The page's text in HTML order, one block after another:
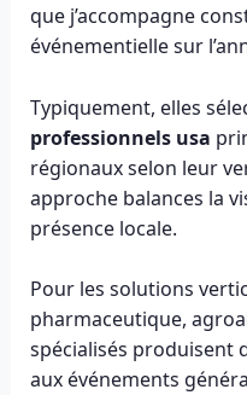
que j’accompagne
événementielle sur
Typiquement, elles
professionnels usa
régionaux selon leur
approche balances la
présence locale.
Pour les solutions
pharmaceutique,
spécialisés produisent
aux événements